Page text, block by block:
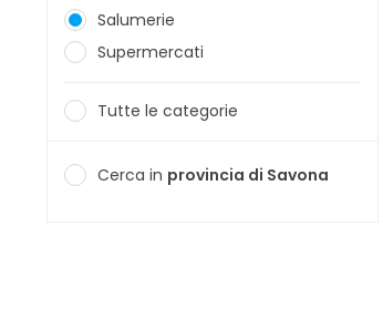
Salumerie
Supermercati
Tutte le categorie
Cerca in provincia di Savona